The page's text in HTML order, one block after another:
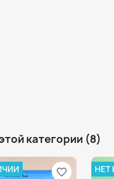
категории (8)
favorite_border НЕТ